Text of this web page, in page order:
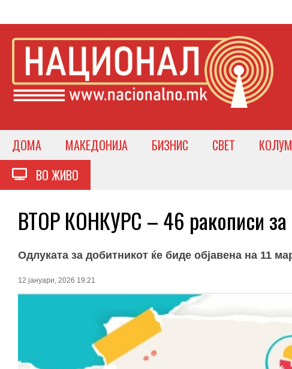
ДОМА МАКЕДОНИЈА БИЗНИС СВЕТ
ВО ЖИВО
ВТОР КОНКУРС – 46 ракописи за
Одлуката за добитникот ќе биде објавена на 11
12 јануари, 2026 19:21